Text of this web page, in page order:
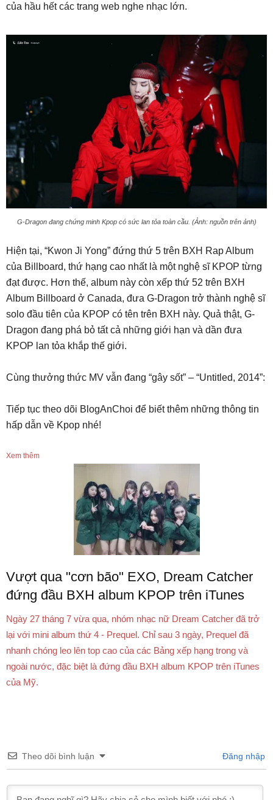
của hầu hết các trang web nghe nhạc lớn.
G-Dragon đang chứng minh Kpop có sức lan tỏa toàn cầu. (Ảnh: nguồn trên ảnh)
Hiện tại, “Kwon Ji Yong” đứng thứ 5 trên BXH Rap Album
của Billboard, thứ hạng cao nhất là một nghệ sĩ KPOP từng
đạt được. Hơn thế, album này còn xếp thứ 52 trên BXH
Album Billboard ở Canada, đưa G-Dragon trở thành nghệ sĩ
solo đầu tiên của KPOP có tên trên BXH này. Quả thật, G-
Dragon đang phá bỏ tất cả những giới hạn và dần đưa
KPOP lan tỏa khắp thế giới.
Cùng thưởng thức MV vẫn đang “gây sốt” – “Untitled, 2014”:
Tiếp tục theo dõi BlogAnChoi để biết thêm những thông tin
hấp dẫn về Kpop nhé!
Xem thêm
Vượt qua "cơn bão" EXO, Dream Catcher
đứng đầu BXH album KPOP trên iTunes
Ngày 27 tháng 7 vừa qua, nhóm nhạc nữ Dream Catcher đã trở
lại với mini album thứ 4 - Prequel. Chỉ sau 3 ngày, Prequel đã
nhanh chóng leo lên top cao của các Bảng xếp hạng trong và
ngoài nước, đặc biệt là đứng đầu BXH album KPOP trên iTunes
của Mỹ.
Theo dõi bình luận Đăng nhập